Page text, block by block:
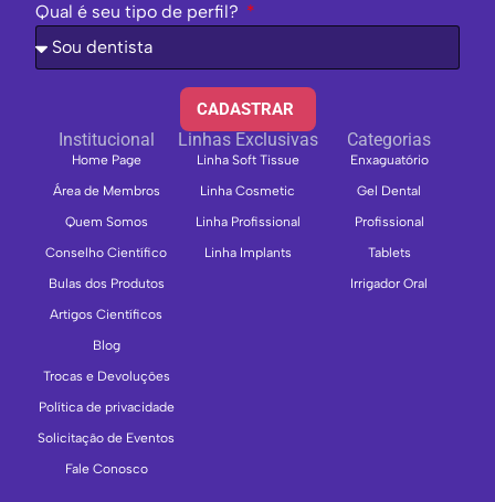
Institucional
Home Page
Área de Membros
Quem Somos
Conselho Científico
Bulas dos Produtos
Artigos Científicos
Blog
Trocas e Devoluções
Política de privacidade
Solicitação de Eventos
Fale Conosco
Linhas Exclusivas
Linha Soft Tissue
Linha Cosmetic
Linha Profissional
Linha Implants
Categorias
Enxaguatório
Gel Dental
Profissional
Tablets
Irrigador Oral
Qual é seu tipo de perfil?
CADASTRAR